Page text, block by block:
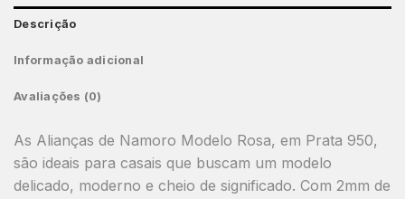
Descrição
Informação adicional
Avaliações (0)
As Alianças de Namoro Modelo Rosa, em Prata 950,
são ideais para casais que buscam um modelo
delicado, moderno e cheio de significado. Com 2mm de